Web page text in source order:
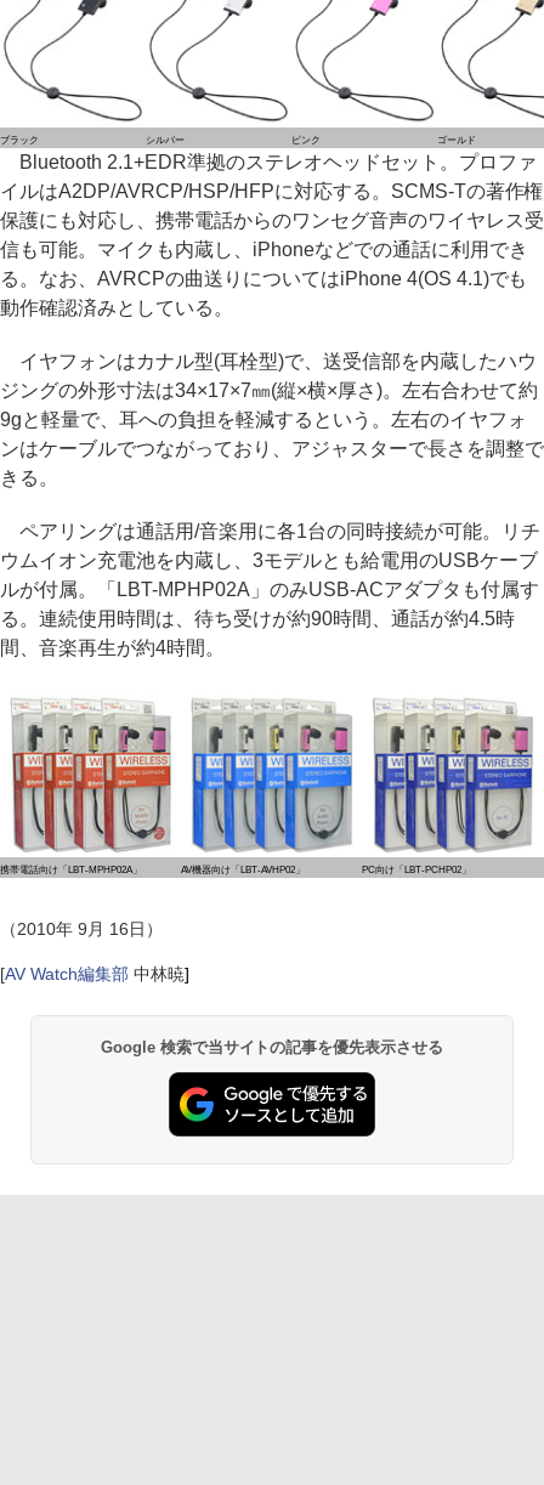
ブラック シルバー ピンク ゴールド
Bluetooth 2.1+EDR準拠のステレオヘッドセット。プロファ
イルはA2DP/AVRCP/HSP/HFPに対応する。SCMS-Tの著作権
保護にも対応し、携帯電話からのワンセグ音声のワイヤレス受
信も可能。マイクも内蔵し、iPhoneなどでの通話に利用でき
る。なお、AVRCPの曲送りについてはiPhone 4(OS 4.1)でも
動作確認済みとしている。
イヤフォンはカナル型(耳栓型)で、送受信部を内蔵したハウ
ジングの外形寸法は34×17×7㎜(縦×横×厚さ)。左右合わせて約
9gと軽量で、耳への負担を軽減するという。左右のイヤフォ
ンはケーブルでつながっており、アジャスターで長さを調整で
きる。
ペアリングは通話用/音楽用に各1台の同時接続が可能。リチ
ウムイオン充電池を内蔵し、3モデルとも給電用のUSBケーブ
ルが付属。「LBT-MPHP02A」のみUSB-ACアダプタも付属す
る。連続使用時間は、待ち受けが約90時間、通話が約4.5時
間、音楽再生が約4時間。
携帯電話向け「LBT-MPHP02A」 AV機器向け「LBT-AVHP02」 PC向け「LBT-PCHP02」
（2010年 9月 16日）
[AV Watch編集部 中林暁]
Google 検索で当サイトの記事を優先表示させる